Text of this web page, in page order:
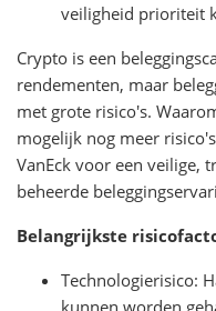
veiligheid prioriteit
Crypto is een
rendementen, maar
met grote risico's.
mogelijk nog meer
VanEck voor een veilige,
beheerde
Belangrijkste
Technologierisico: